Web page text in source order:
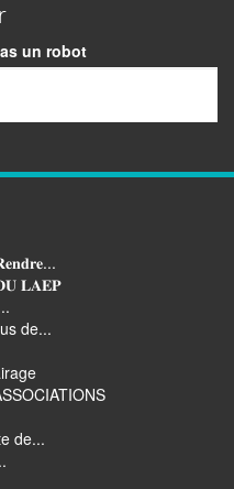
un robot
𝐋𝐀𝐄𝐏
de...
de...